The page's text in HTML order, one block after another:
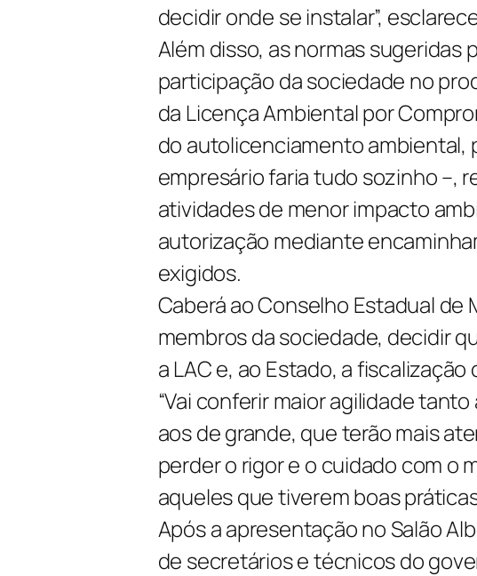
decidir onde se instalar”,
Além disso, as normas sugeridas
participação da sociedade no
da Licença Ambiental por
do autolicenciamento ambiental,
empresário faria tudo sozinho –,
atividades de menor impacto
autorização mediante
exigidos.
Caberá ao Conselho Estadual
membros da sociedade, decidir
a LAC e, ao Estado, a
“Vai conferir maior agilidade
aos de grande, que terão mais
perder o rigor e o cuidado com o
aqueles que tiverem boas
Após a apresentação no Salão
de secretários e técnicos do